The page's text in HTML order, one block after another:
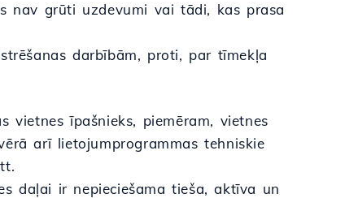
nav grūti uzdevumi vai tādi, kas prasa
darbībām, proti, par tīmekļa
vietnes īpašnieks, piemēram, vietnes
arī lietojumprogrammas tehniskie
daļai ir nepieciešama tieša, aktīva un